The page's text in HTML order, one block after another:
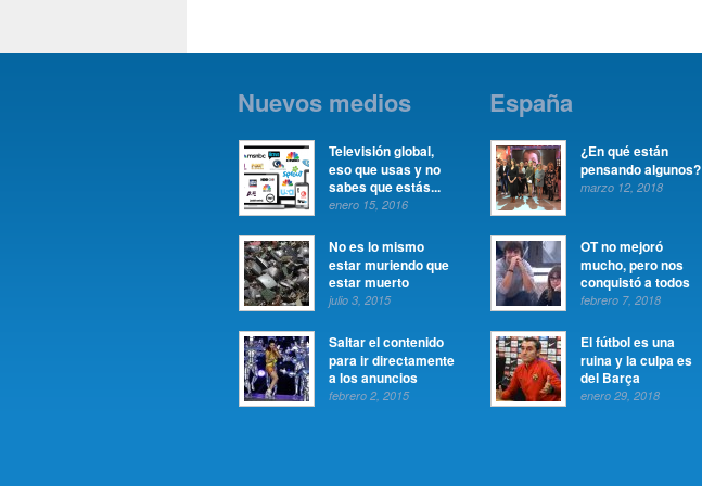
Nuevos medios
Televisión global,
eso que usas y no
sabes que estás...
enero 15, 2016
No es lo mismo
estar muriendo que
estar muerto
julio 3, 2015
Saltar el contenido
para ir directamente
a los anuncios
febrero 2, 2015
España
¿En qué están
pensando algunos?
marzo 12, 2018
OT no mejoró
mucho, pero nos
conquistó a todos
febrero 7, 2018
El fútbol es una
ruina y la culpa es
del Barça
enero 29, 2018